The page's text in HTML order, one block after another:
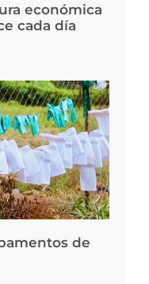
económica
cada día
de